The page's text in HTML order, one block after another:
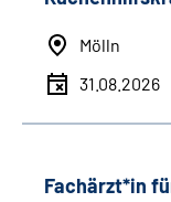
Mölln
31.08.2026
Fachärzt*in